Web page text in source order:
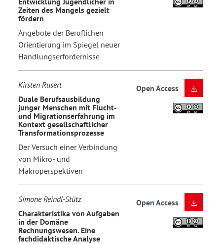
Zeiten des Mangels gezielt
fördern
Angebote der Beruflichen
Orientierung im Spiegel neuer
Handlungserfordernisse
Kirsten Rusert
Duale Berufsausbildung
junger Menschen mit Flucht-
und Migrationserfahrung im
Kontext gesellschaftlicher
Transformationsprozesse
Der Versuch einer Verbindung
von Mikro- und
Makroperspektiven
Open Access
Simone Reindl-Stütz
Charakteristika von Aufgaben
in der Domäne
Rechnungswesen. Eine
fachdidaktische Analyse
Open Access